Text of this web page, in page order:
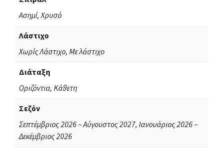
Ασημί, Χρυσό
Λάστιχο
Χωρίς Λάστιχο, Με λάστιχο
Διάταξη
Οριζόντια, Κάθετη
Σεζόν
Σεπτέμβριος 2026 – Αύγουστος 2027, Ιανουάριος 2026 –
Δεκέμβριος 2026